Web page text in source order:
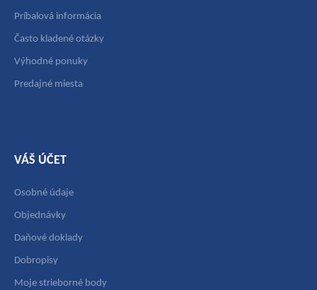
Príbalová informácia
Často kladené otázky
Výhodné ponuky
Predajné miesta
VÁŠ ÚČET
Osobné údaje
Objednávky
Daňové doklady
Dobropisy
Moje strieborné body